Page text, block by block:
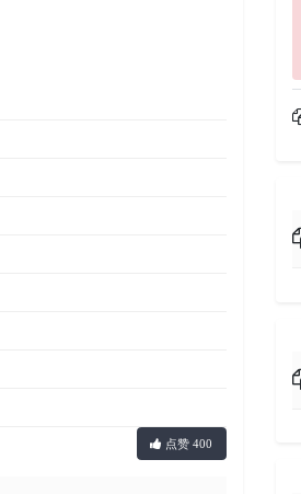
点赞 400